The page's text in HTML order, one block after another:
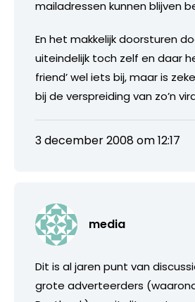
mailadressen kunnen blijven
En het makkelijk doorsturen
uiteindelijk toch zelf en daar
friend’ wel iets bij, maar is
bij de verspreiding van zo’n
3 december 2008 om 12:17
media
Dit is al jaren punt van
grote adverteerders